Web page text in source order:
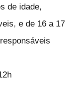
de idade,
e de 16 a 17